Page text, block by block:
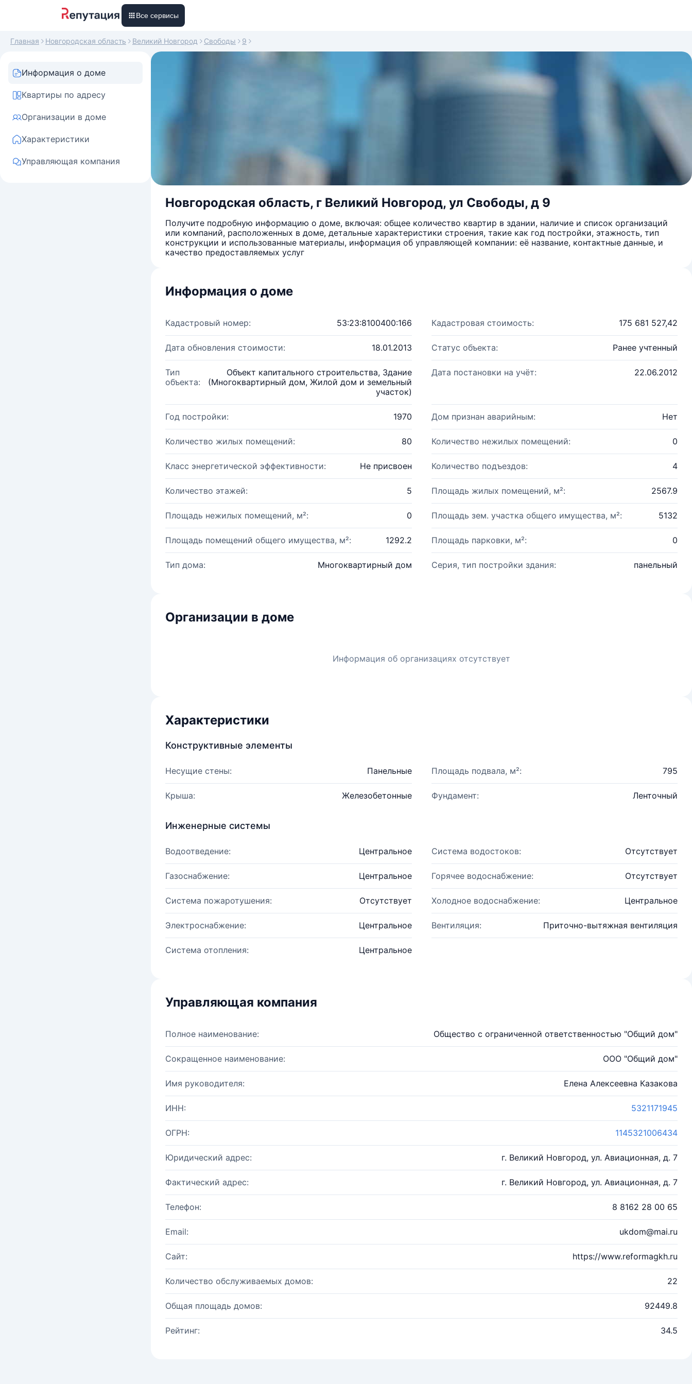
Все сервисы
Главная Новгородская область Великий Новгород Свободы 9
Информация о доме
Квартиры по адресу
Организации в доме
Характеристики
Управляющая компания
Новгородская область, г Великий Новгород, ул Свободы, д 9
Получите подробную информацию о доме, включая: общее количество квартир в здании, наличие и список организаций
или компаний, расположенных в доме, детальные характеристики строения, такие как год постройки, этажность, тип
конструкции и использованные материалы, информация об управляющей компании: её название, контактные данные, и
качество предоставляемых услуг
Информация о доме
Кадастровый номер: 53:23:8100400:166 Кадастровая стоимость: 175 681 527,42
Дата обновления стоимости: 18.01.2013 Статус объекта: Ранее учтенный
Тип
объекта:
Объект капитального строительства, Здание
(Многоквартирный дом, Жилой дом и земельный
участок)
Дата постановки на учёт: 22.06.2012
Год постройки: 1970 Дом признан аварийным: Нет
Количество жилых помещений: 80 Количество нежилых помещений: 0
Класс энергетической эффективности: Не присвоен Количество подъездов: 4
Количество этажей: 5 Площадь жилых помещений, м²: 2567.9
Площадь нежилых помещений, м²: 0 Площадь зем. участка общего имущества, м²: 5132
Площадь помещений общего имущества, м²: 1292.2 Площадь парковки, м²: 0
Тип дома: Многоквартирный дом Серия, тип постройки здания: панельный
Организации в доме
Информация об организациях отсутствует
Характеристики
Конструктивные элементы
Несущие стены: Панельные Площадь подвала, м²: 795
Крыша: Железобетонные Фундамент: Ленточный
Инженерные системы
Водоотведение: Центральное Система водостоков: Отсутствует
Газоснабжение: Центральное Горячее водоснабжение: Отсутствует
Система пожаротушения: Отсутствует Холодное водоснабжение: Центральное
Электроснабжение: Центральное Вентиляция: Приточно-вытяжная вентиляция
Система отопления: Центральное
Управляющая компания
Полное наименование: Общество с ограниченной ответственностью "Общий дом"
Сокращенное наименование: ООО "Общий дом"
Имя руководителя: Елена Алексеевна Казакова
ИНН: 5321171945
ОГРН: 1145321006434
Юридический адрес: г. Великий Новгород, ул. Авиационная, д. 7
Фактический адрес: г. Великий Новгород, ул. Авиационная, д. 7
Телефон: 8 8162 28 00 65
Email: ukdom@mai.ru
Сайт: https://www.reformagkh.ru
Количество обслуживаемых домов: 22
Общая площадь домов: 92449.8
Рейтинг: 34.5